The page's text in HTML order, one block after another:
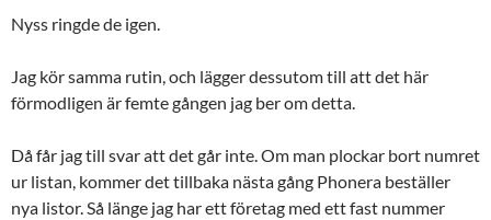
Nyss ringde de igen.
Jag kör samma rutin, och lägger dessutom till att det här
förmodligen är femte gången jag ber om detta.
Då får jag till svar att det går inte. Om man plockar bort numret
ur listan, kommer det tillbaka nästa gång Phonera beställer
nya listor. Så länge jag har ett företag med ett fast nummer